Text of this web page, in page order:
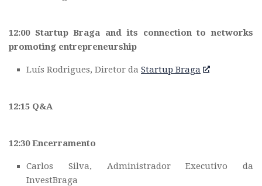
12:00 Startup Braga and its connection to networks
promoting entrepreneurship
Luís Rodrigues, Diretor da Startup Braga
12:15 Q&A
12:30 Encerramento
Carlos Silva, Administrador Executivo da
InvestBraga